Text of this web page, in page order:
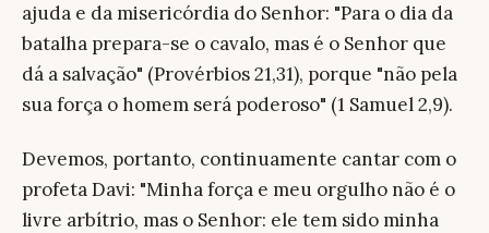
ajuda e da misericórdia do Senhor: "Para o dia da
batalha prepara-se o cavalo, mas é o Senhor que
dá a salvação" (Provérbios 21,31), porque "não pela
sua força o homem será poderoso" (1 Samuel 2,9).
Devemos, portanto, continuamente cantar com o
profeta Davi: "Minha força e meu orgulho não é o
livre arbítrio, mas o Senhor: ele tem sido minha